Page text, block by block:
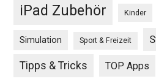
iPad Zubehör Kinder
Simulation Sport & Freizeit
Tipps & Tricks TOP Apps